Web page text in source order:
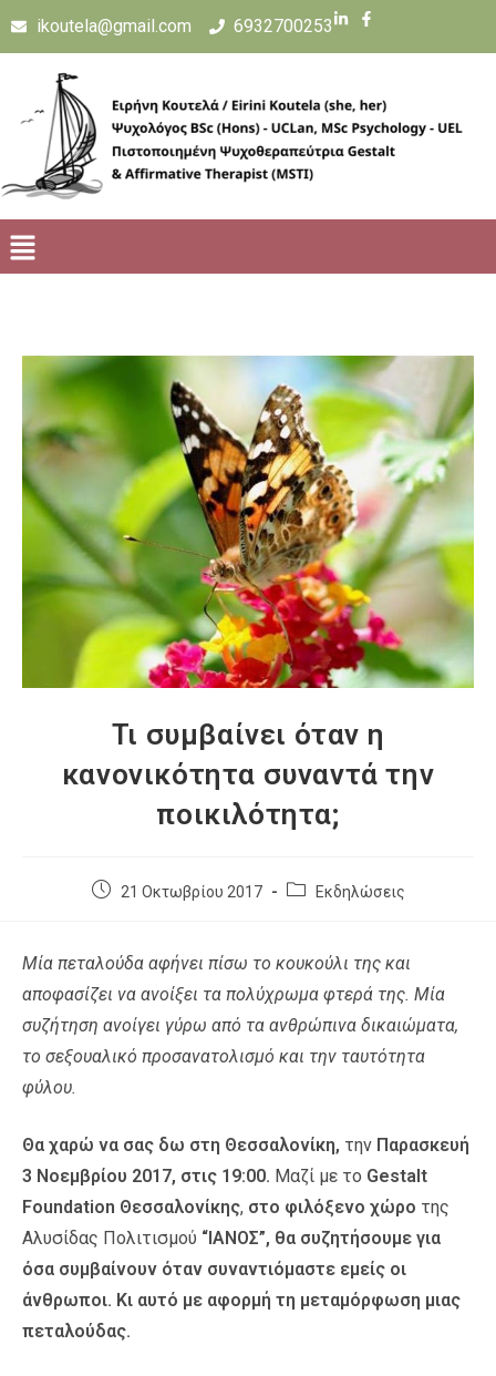
ikoutela@gmail.com 6932700253
Τι συμβαίνει όταν η
κανονικότητα συναντά την
ποικιλότητα;
21 Οκτωβρίου 2017 Εκδηλώσεις
Μία πεταλούδα αφήνει πίσω το κουκούλι της και
αποφασίζει να ανοίξει τα πολύχρωμα φτερά της. Μία
συζήτηση ανοίγει γύρω από τα ανθρώπινα δικαιώματα,
το σεξουαλικό προσανατολισμό και την ταυτότητα
φύλου.
Θα χαρώ να σας δω στη Θεσσαλονίκη, την Παρασκευή
3 Νοεμβρίου 2017, στις 19:00. Μαζί με το Gestalt
Foundation Θεσσαλονίκης, στο φιλόξενο χώρο της
Αλυσίδας Πολιτισμού “ΙΑΝΟΣ”, θα συζητήσουμε για
όσα συμβαίνουν όταν συναντιόμαστε εμείς οι
άνθρωποι. Κι αυτό με αφορμή τη μεταμόρφωση μιας
πεταλούδας.